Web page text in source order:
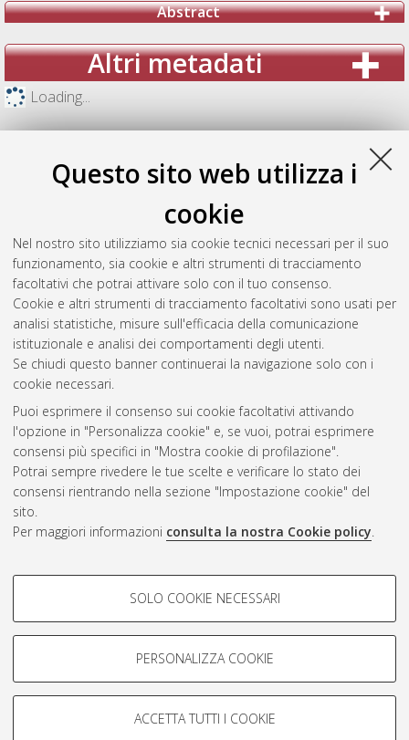
Questo sito web utilizza i
cookie
Nel nostro sito utilizziamo sia cookie tecnici necessari per il suo
funzionamento, sia cookie e altri strumenti di tracciamento
facoltativi che potrai attivare solo con il tuo consenso.
Cookie e altri strumenti di tracciamento facoltativi sono usati per
analisi statistiche, misure sull'efficacia della comunicazione
istituzionale e analisi dei comportamenti degli utenti.
Se chiudi questo banner continuerai la navigazione solo con i
cookie necessari.
Puoi esprimere il consenso sui cookie facoltativi attivando
l'opzione in "Personalizza cookie" e, se vuoi, potrai esprimere
consensi più specifici in "Mostra cookie di profilazione".
Potrai sempre rivedere le tue scelte e verificare lo stato dei
consensi rientrando nella sezione "Impostazione cookie" del
sito.
Per maggiori informazioni consulta la nostra Cookie policy.
COOKIE DI PROFILAZIONE -
Si tratta di cookie utilizzati per analizzare le caratteristiche della
navigazione degli utenti, creare profili in base al loro comportamento
Mostra cookie di profilazione
SOLO COOKIE NECESSARI
PERSONALIZZA COOKIE
ACCETTA TUTTI I COOKIE
Abstract
Altri metadati
Loading...
Gestione del documento:
Atom
Rss 1.0
Rss 2.0
AMS Laurea
Impostazioni Cookie
Informativa sulla privacy
Condizioni d’uso del sito